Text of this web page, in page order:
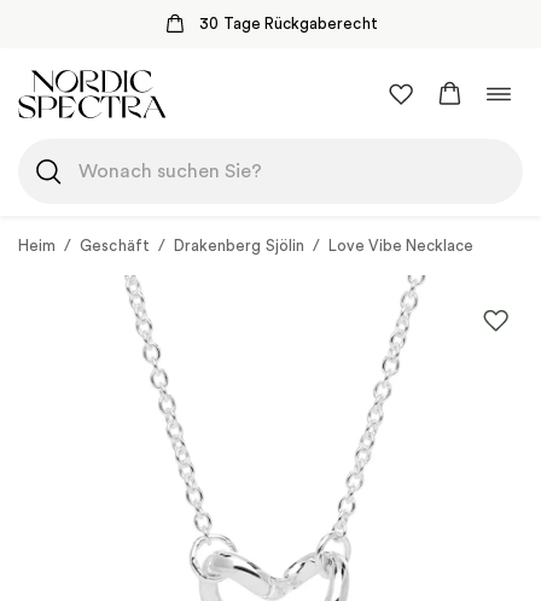
30 Tage Rückgaberecht
Inhalt
springen
Heim / Geschäft / Drakenberg Sjölin / Love Vibe Necklace